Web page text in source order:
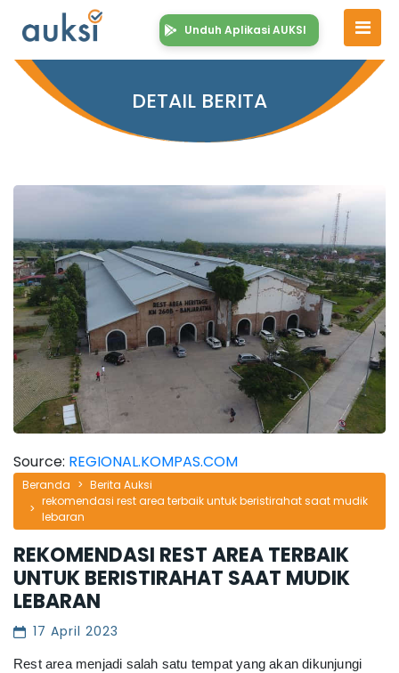
Unduh Aplikasi AUKSI
DETAIL BERITA
Beranda
Berita Auksi
rekomendasi rest area terbaik untuk beristirahat saat mudik
lebaran
REKOMENDASI REST AREA TERBAIK
UNTUK BERISTIRAHAT SAAT MUDIK
LEBARAN
17 April 2023
Rest area menjadi salah satu tempat yang akan dikunjungi
Source: REGIONAL.KOMPAS.COM